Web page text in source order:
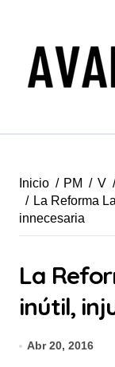
Inicio PM V
La Reforma
innecesaria
La
inútil,
Abr 20, 2016